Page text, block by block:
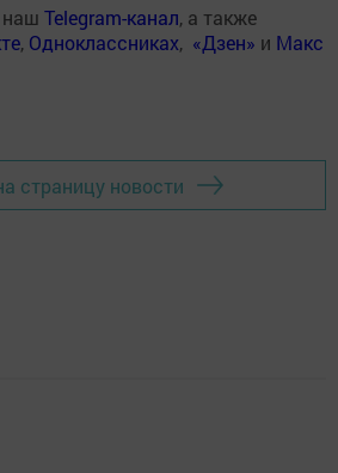
наш Telegram-канал, а также
, Одноклассниках, «Дзен» и Макс
страницу новости